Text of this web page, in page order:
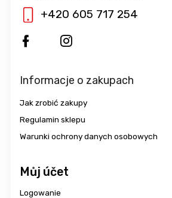
+420 605 717 254
Informacje o zakupach
Jak zrobić zakupy
Regulamin sklepu
Warunki ochrony danych osobowych
Můj účet
Logowanie